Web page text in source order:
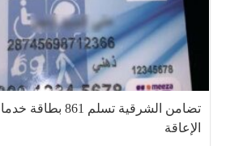
تضامن الشرقية تسلم
الإعاقة